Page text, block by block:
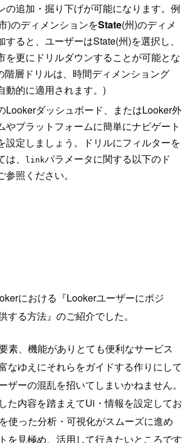
の追加・掘り下げが可能になります。例
)のディメンションをState(州)のディメ
すると、ユーザーはState(州)を選択し、
を更にドリルダウンすることが可能とな
階層ドリルは、時間ディメンショング
動的に適用されます。)
Lookerダッシュボード、またはLooker外
やプラットフォームに簡単にナビゲート
設定しましょう。ドリルにフィルターを
、
linkパラメータに関する以下のド
照ください。
における『Lookerユーザーにポジ
する方法』のご紹介でした。
素、機能がありとても便利なサービス
なゆえにそれらをガイドする作りにして
ザーの混乱を招いてしまいかねません。
た内容を踏まえてUi・情報を設定してお
使った分析・可視化がスムーズに進め
を見極め、活用して行きたいところです